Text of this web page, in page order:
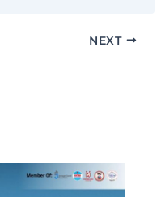
NEXT